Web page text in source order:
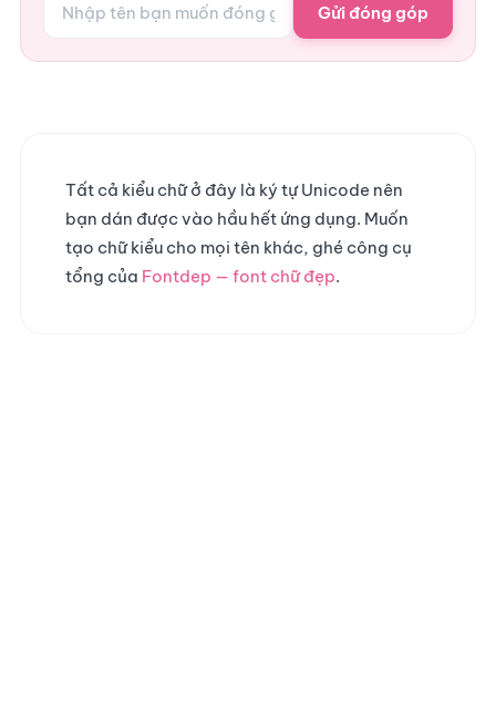
Gửi đóng góp
Tất cả kiểu chữ ở đây là ký tự Unicode nên
bạn dán được vào hầu hết ứng dụng. Muốn
tạo chữ kiểu cho mọi tên khác, ghé công cụ
tổng của Fontdep — font chữ đẹp.